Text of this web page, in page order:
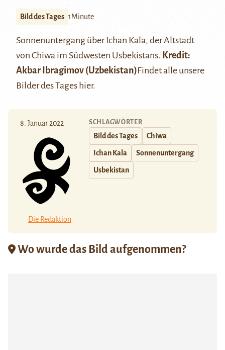
Bild des Tages 1Minute
Sonnenuntergang über Ichan Kala, der Altstadt
von Chiwa im Südwesten Usbekistans. Kredit:
Akbar Ibragimov (Uzbekistan)Findet alle unsere
Bilder des Tages hier.
8. Januar 2022
Die Redaktion
SCHLAGWÖRTER
Bild des Tages Chiwa
Ichan Kala Sonnenuntergang
Usbekistan
Wo wurde das Bild aufgenommen?